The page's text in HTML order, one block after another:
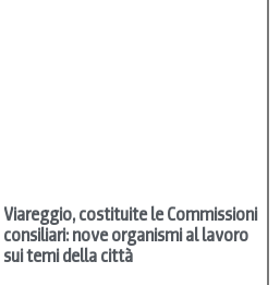
Viareggio, costituite le Commissioni
consiliari: nove organismi al lavoro
sui temi della città